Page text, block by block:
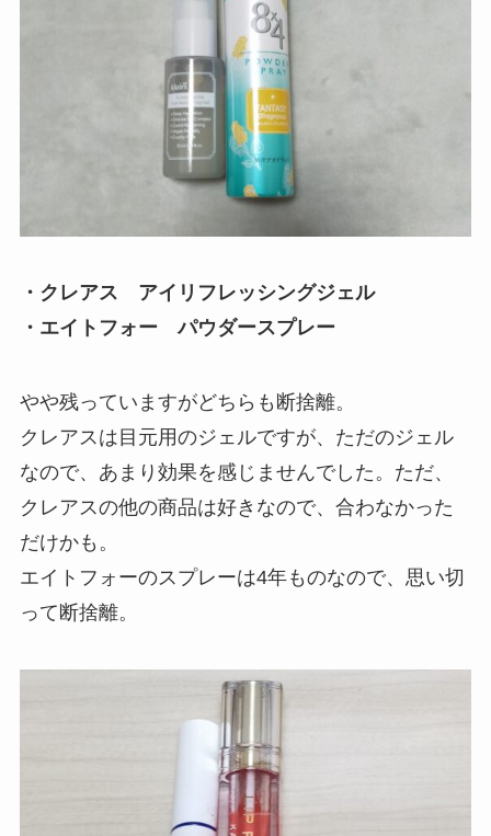
・クレアス アイリフレッシングジェル
・エイトフォー パウダースプレー
やや残っていますがどちらも断捨離。
クレアスは目元用のジェルですが、ただのジェル
なので、あまり効果を感じませんでした。ただ、
クレアスの他の商品は好きなので、合わなかった
だけかも。
エイトフォーのスプレーは4年ものなので、思い切
って断捨離。